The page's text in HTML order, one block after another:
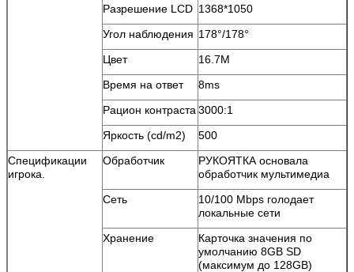
Разрешение LCD 1368*1050
Угол наблюдения 178°/178°
Цвет
16.7M
Время на ответ
8ms
Рацион контраста 3000:1
Яркость (cd/m2)
500
Спецификации
игрока.
Обработчик
РУКОЯТКА основала
обработчик мультимедиа
Сеть
10/100 Mbps голодает
локальные сети
Хранение
Карточка значения по
умолчанию 8GB SD
(максимум до 128GB)